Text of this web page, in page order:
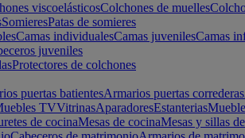
viscoelásticosColchones de muelles
SomieresPatas de somieres
Camas individualesCamas juvenilesCamas
juveniles
Protectores de colchones
puertas batientesArmarios puertas correderas
TVVitrinasAparadoresEstanterias
de cocinaMesas de cocinaMesas y sillas